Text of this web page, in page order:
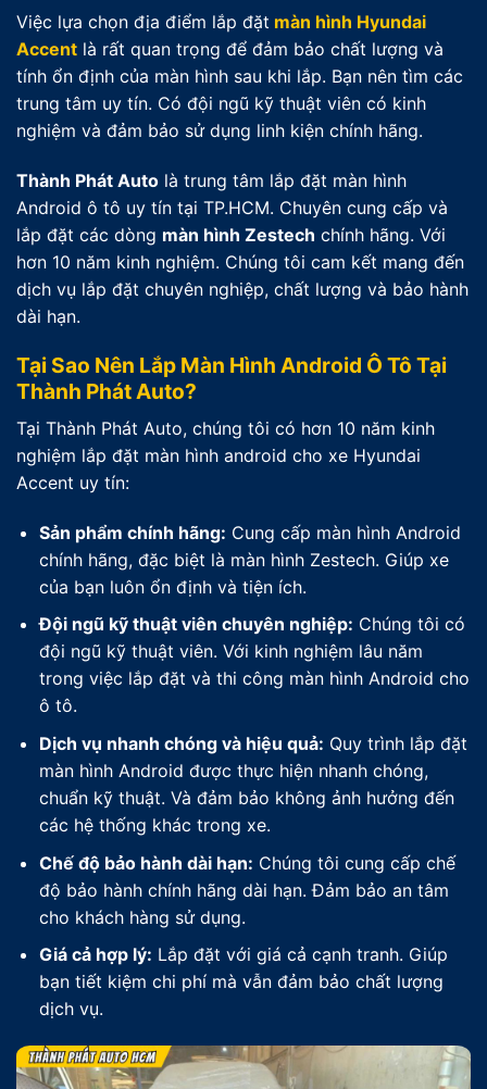
Việc lựa chọn địa điểm lắp đặt màn hình Hyundai
Accent là rất quan trọng để đảm bảo chất lượng và
tính ổn định của màn hình sau khi lắp. Bạn nên tìm các
trung tâm uy tín. Có đội ngũ kỹ thuật viên có kinh
nghiệm và đảm bảo sử dụng linh kiện chính hãng.
Thành Phát Auto là trung tâm lắp đặt màn hình
Android ô tô uy tín tại TP.HCM. Chuyên cung cấp và
lắp đặt các dòng màn hình Zestech chính hãng. Với
hơn 10 năm kinh nghiệm. Chúng tôi cam kết mang đến
dịch vụ lắp đặt chuyên nghiệp, chất lượng và bảo hành
dài hạn.
Tại Sao Nên Lắp Màn Hình Android Ô Tô Tại
Thành Phát Auto?
Tại Thành Phát Auto, chúng tôi có hơn 10 năm kinh
nghiệm lắp đặt màn hình android cho xe Hyundai
Accent uy tín:
Sản phẩm chính hãng: Cung cấp màn hình Android
chính hãng, đặc biệt là màn hình Zestech. Giúp xe
của bạn luôn ổn định và tiện ích.
Đội ngũ kỹ thuật viên chuyên nghiệp: Chúng tôi có
đội ngũ kỹ thuật viên. Với kinh nghiệm lâu năm
trong việc lắp đặt và thi công màn hình Android cho
ô tô.
Dịch vụ nhanh chóng và hiệu quả: Quy trình lắp đặt
màn hình Android được thực hiện nhanh chóng,
chuẩn kỹ thuật. Và đảm bảo không ảnh hưởng đến
các hệ thống khác trong xe.
Chế độ bảo hành dài hạn: Chúng tôi cung cấp chế
độ bảo hành chính hãng dài hạn. Đảm bảo an tâm
cho khách hàng sử dụng.
Giá cả hợp lý: Lắp đặt với giá cả cạnh tranh. Giúp
bạn tiết kiệm chi phí mà vẫn đảm bảo chất lượng
dịch vụ.